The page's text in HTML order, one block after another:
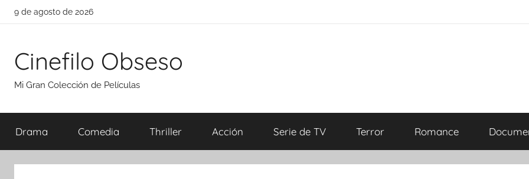
Saltar
9 de agosto de 2026
Cinefilo Obseso
Mi Gran Colección de Películas
Drama Comedia Thriller Acción Serie de TV Terror Romance